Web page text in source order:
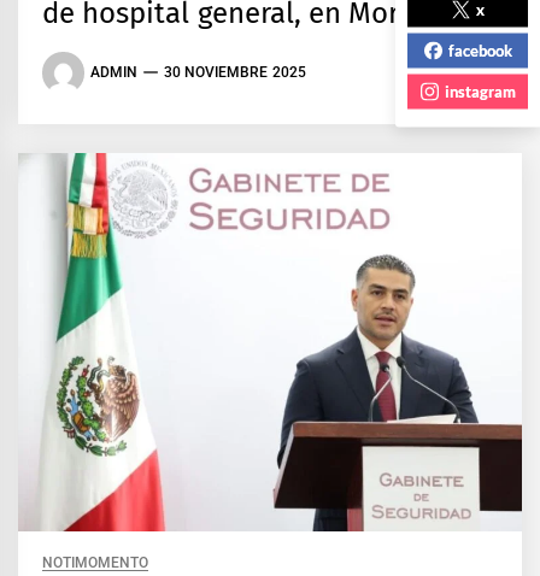
de hospital general, en Morelos
ADMIN 30 NOVIEMBRE 2025
NOTIMOMENTO
x
facebook
instagram